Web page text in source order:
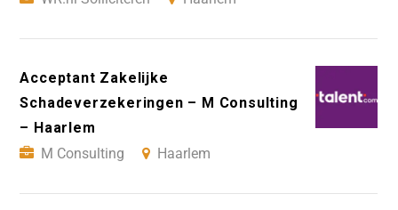
Acceptant Zakelijke
Schadeverzekeringen – M Consulting
– Haarlem
M Consulting
Haarlem